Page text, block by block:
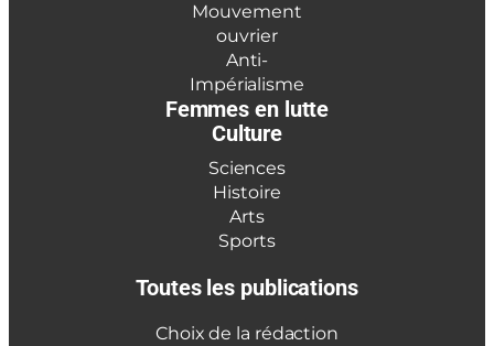
Mouvement
ouvrier
Anti-
Impérialisme
Femmes en lutte
Culture
Sciences
Histoire
Arts
Sports
Toutes les publications
Choix de la rédaction